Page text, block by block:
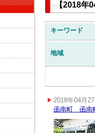
【2018年
キーワード
地域
2018年04月27
函南町 函南